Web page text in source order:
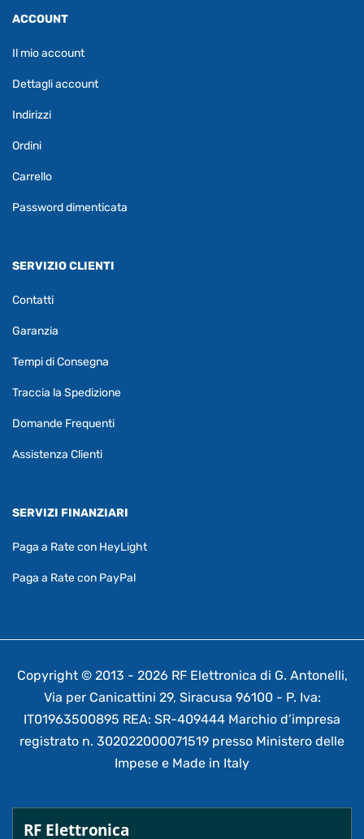
ACCOUNT
Il mio account
Dettagli account
Indirizzi
Ordini
Carrello
Password dimenticata
SERVIZIO CLIENTI
Contatti
Garanzia
Tempi di Consegna
Traccia la Spedizione
Domande Frequenti
Assistenza Clienti
SERVIZI FINANZIARI
Paga a Rate con HeyLight
Paga a Rate con PayPal
Copyright © 2013 - 2026 RF Elettronica di G. Antonelli,
Via per Canicattini 29, Siracusa 96100 - P. Iva:
IT01963500895 REA: SR-409444 Marchio d’impresa
registrato n. 302022000071519 presso Ministero delle
Impese e Made in Italy
RF Elettronica